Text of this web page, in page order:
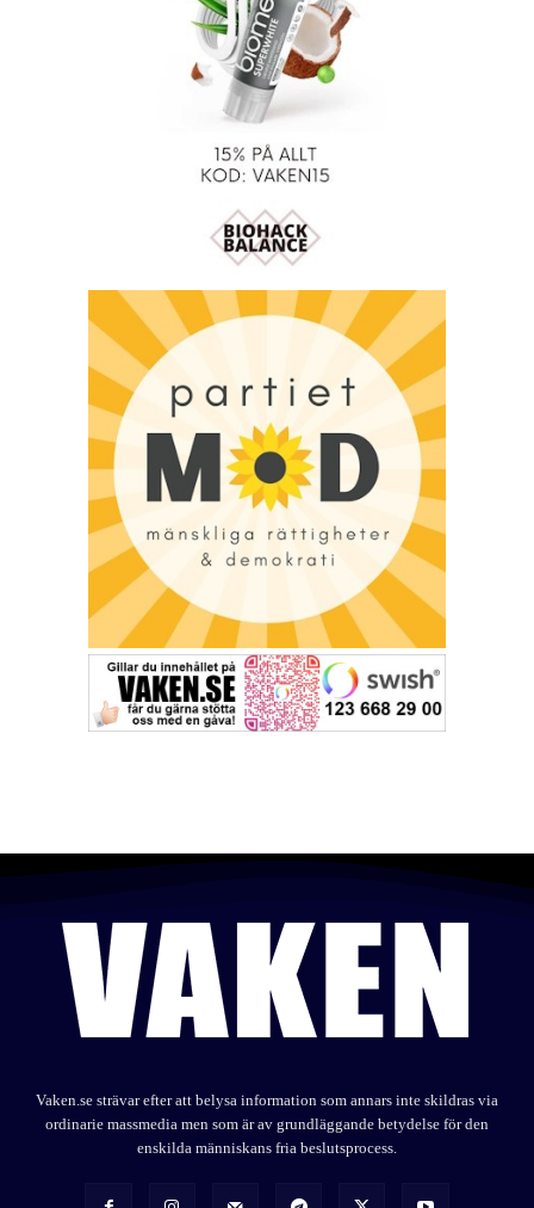
Vaken.se strävar efter att belysa information som annars inte skildras via
ordinarie massmedia men som är av grundläggande betydelse för den
enskilda människans fria beslutsprocess.